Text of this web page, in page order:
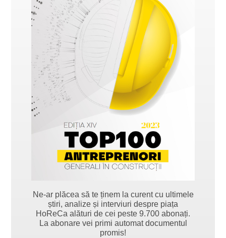
Ne-ar plăcea să te ținem la curent cu ultimele
știri, analize și interviuri despre piața
HoReCa alături de cei peste 9.700 abonați.
La abonare vei primi automat documentul
promis!